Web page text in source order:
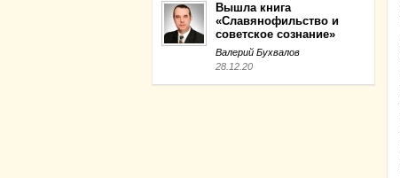
Вышла книга
«Славянофильство и
советское сознание»
Валерий Бухвалов
28.12.20